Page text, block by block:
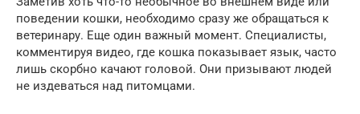
поведении кошки, необходимо сразу же обращаться к
ветеринару. Еще один важный момент. Специалисты,
комментируя видео, где кошка показывает язык, часто
лишь скорбно качают головой. Они призывают людей
не издеваться над питомцами.